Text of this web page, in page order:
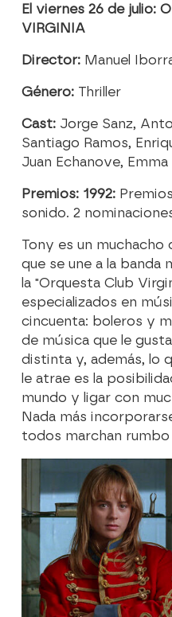
El viernes 26 de julio:
VIRGINIA
Director: Manuel
Género: Thriller
Cast: Jorge Sanz,
Santiago Ramos,
Juan Echanove, Emma
Premios: 1992:
sonido. 2
Tony es un muchacho
que se une a la banda
la "Orquesta Club
especializados en
cincuenta: boleros y
de música que le
distinta y, además, lo
le atrae es la
mundo y ligar con
Nada más
todos marchan